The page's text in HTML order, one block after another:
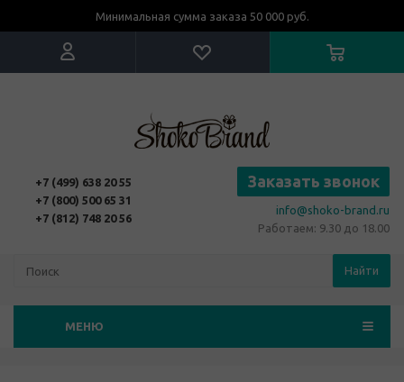
Минимальная сумма заказа 50 000 руб.
+7 (499) 638 20 55
+7 (800) 500 65 31
+7 (812) 748 20 56
Заказать звонок
info@shoko-brand.ru
Работаем: 9.30 до 18.00
Найти
МЕНЮ